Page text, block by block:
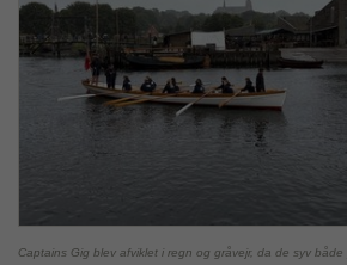
Captains Gig blev afviklet i regn og gråvejr, da de syv